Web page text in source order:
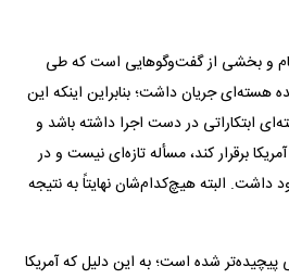
و بخشی از گفت‌و‌گو‌هایی است که طی
هسته‌ای جریان داشت؛ بنابراین اینکه این
ابتکاراتی در دست اجرا داشته باشد و
برقرار کند، مسأله تازه‌ای نیست و در
داشت. البته هیچ‌کدام‌شان نهایتاً به نتیجه
پیچیده‌تر شده است؛ به این دلیل که آمریکا